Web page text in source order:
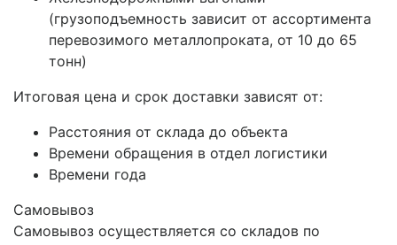
(грузоподъемность зависит от ассортимента
перевозимого металлопроката, от 10 до 65
тонн)
Итоговая цена и срок доставки зависят от:
Расстояния от склада до объекта
Времени обращения в отдел логистики
Времени года
Самовывоз
Самовывоз осуществляется со складов по